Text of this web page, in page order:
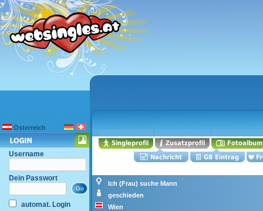
Österreich
Username
Dein Passwort
automat. Login
Ich (Frau) suche Mann
geschieden
Wien